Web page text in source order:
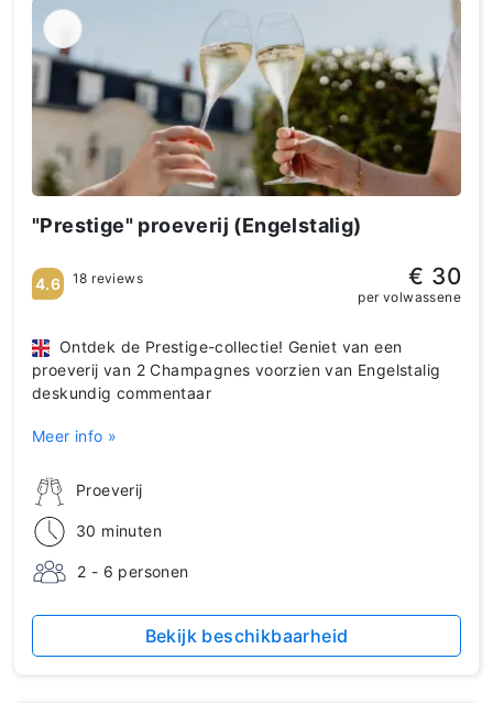
"Prestige" proeverij (Engelstalig)
Proeverij
30 minuten
2 - 6 personen
Ontdek de Prestige-collectie! Geniet van een
proeverij van 2 Champagnes voorzien van Engelstalig
deskundig commentaar
Meer info »
4.6 18 reviews € 30
per volwassene
Bekijk beschikbaarheid